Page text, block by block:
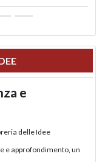
e
delle Idee
e approfondimento, un